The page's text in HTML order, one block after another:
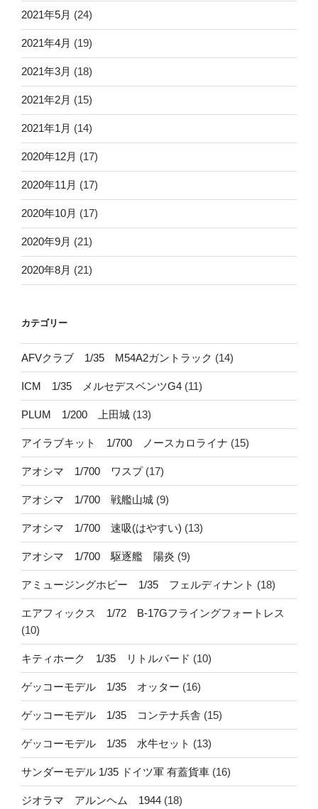
2021年5月 (24)
2021年4月 (19)
2021年3月 (18)
2021年2月 (15)
2021年1月 (14)
2020年12月 (17)
2020年11月 (17)
2020年10月 (17)
2020年9月 (21)
2020年8月 (21)
カテゴリー
AFVクラブ 1/35 M54A2ガントラック (14)
ICM 1/35 メルセデスベンツG4 (11)
PLUM 1/200 上田城 (13)
アイラブキット 1/700 ノースカロライナ (15)
アオシマ 1/700 ワスプ(17)
アオシマ 1/700 戦艦山城 (9)
アオシマ 1/700 速吸(はやすい) (13)
アオシマ 1/700 駆逐艦 陽炎 (9)
アミュージングホビー 1/35 フェルディナント (18)
エアフィックス 1/72 B-17Gフライングフォートレス
(10)
キティホーク 1/35 リトルバード (10)
ゲッコーモデル 1/35 オッター (16)
ゲッコーモデル 1/35 コンテナ兵舎 (15)
ゲッコーモデル 1/35 水牛セット (13)
サンダーモデル 1/35 ドイツ軍 有蓋貨車 (16)
ジオラマ アルンヘム 1944 (18)